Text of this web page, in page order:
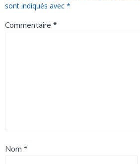
sont indiqués avec *
Commentaire *
Nom *